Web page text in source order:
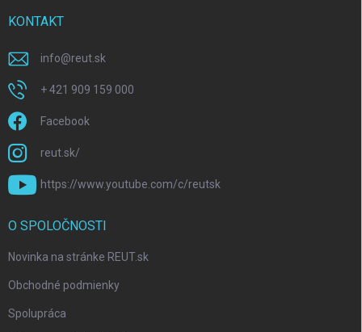
KONTAKT
info@reut.sk
+ 421 909 159 000
Facebook
reut.sk/
https://www.youtube.com/c/reutsk
O SPOLOČNOSTI
Novinka na stránke REUT.sk
Obchodné podmienky
Spolupráca